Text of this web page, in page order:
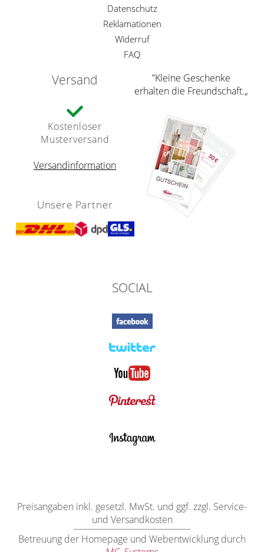
Datenschutz
Reklamationen
Widerruf
FAQ
Versand
Kostenloser
Musterversand
Versandinformation
Unsere Partner
”Kleine Geschenke
erhalten die Freundschaft.„
SOCIAL
Preisangaben inkl. gesetzl. MwSt. und ggf. zzgl. Service-
und Versandkosten
Betreuung der Homepage und Webentwicklung durch